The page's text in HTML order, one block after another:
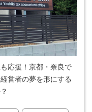
応援！京都・奈良で
営者の夢を形にする